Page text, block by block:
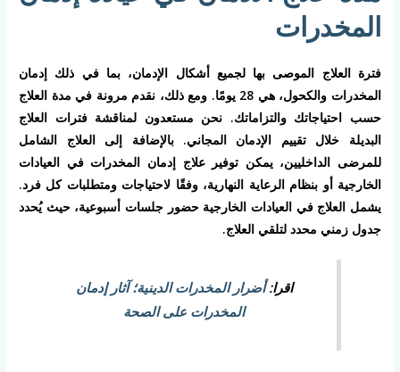
المخدرات
فترة العلاج الموصى بها لجميع أشكال الإدمان، بما في ذلك إدمان
المخدرات والكحول، هي 28 يومًا. ومع ذلك، نقدم مرونة في مدة العلاج
حسب احتياجاتك والتزاماتك. نحن مستعدون لمناقشة فترات العلاج
البديلة خلال تقييم الإدمان المجاني. بالإضافة إلى العلاج الشامل
للمرضى الداخليين، يمكن توفير علاج إدمان المخدرات في العيادات
الخارجية أو بنظام الرعاية النهارية، وفقًا لاحتياجات ومتطلبات كل فرد.
يشمل العلاج في العيادات الخارجية حضور جلسات أسبوعية، حيث يُحدد
جدول زمني محدد لتلقي العلاج.
اقرا:أضرار المخدرات الدينية؛ آثار إدمان
المخدرات على الصحة